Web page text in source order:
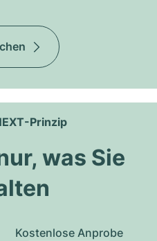
Prinzip
was Sie
Kostenlose Anprobe